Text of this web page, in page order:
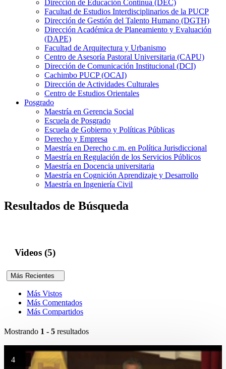
Dirección de Educación Continua (DEC)
Facultad de Estudios Interdisciplinarios de la PUCP
Dirección de Gestión del Talento Humano (DGTH)
Dirección Académica de Planeamiento y Evaluación
(DAPE)
Facultad de Arquitectura y Urbanismo
Centro de Asesoría Pastoral Universitaria (CAPU)
Dirección de Comunicación Institucional (DCI)
Cachimbo PUCP (OCAI)
Dirección de Actividades Culturales
Centro de Estudios Orientales
Posgrado
Maestría en Gerencia Social
Escuela de Posgrado
Escuela de Gobierno y Políticas Públicas
Derecho y Empresa
Maestría en Derecho c.m. en Política Jurisdiccional
Maestría en Regulación de los Servicios Públicos
Maestría en Docencia universitaria
Maestría en Cognición Aprendizaje y Desarrollo
Maestría en Ingeniería Civil
Resultados de Búsqueda
Videos (5)
Más Recientes
Más Vistos
Más Comentados
Más Compartidos
Mostrando 1 - 5 resultados
4